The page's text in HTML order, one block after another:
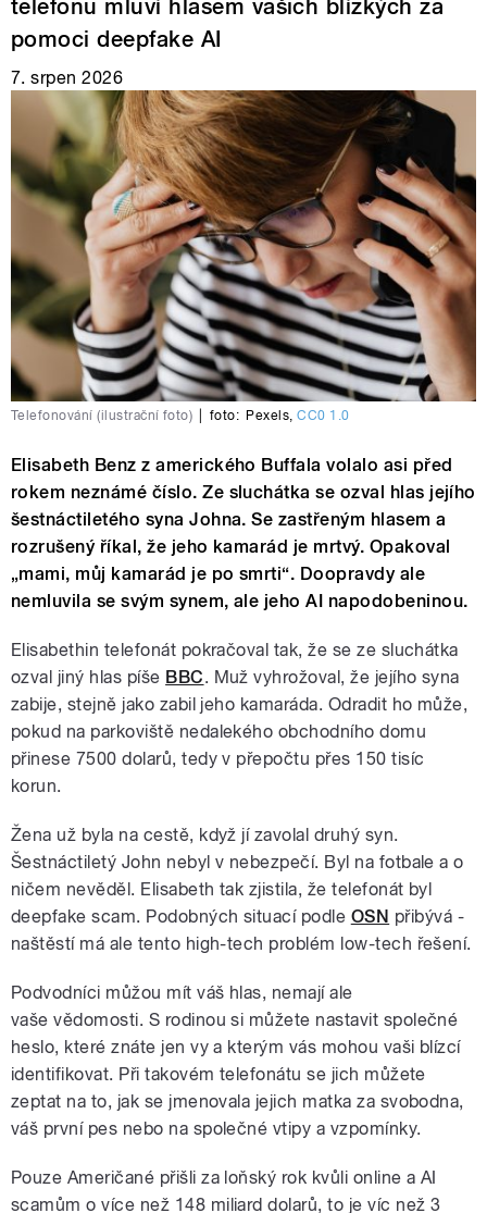
telefonu mluví hlasem vašich blízkých za
pomoci deepfake AI
7. srpen 2026
Telefonování (ilustrační foto) foto: Pexels ,CC0 1.0
Elisabeth Benz z amerického Buffala volalo asi před
rokem neznámé číslo. Ze sluchátka se ozval hlas jejího
šestnáctiletého syna Johna. Se zastřeným hlasem a
rozrušený říkal, že jeho kamarád je mrtvý. Opakoval
„mami, můj kamarád je po smrti“. Doopravdy ale
nemluvila se svým synem, ale jeho AI napodobeninou.
Elisabethin telefonát pokračoval tak, že se ze sluchátka
ozval jiný hlas píše BBC. Muž vyhrožoval, že jejího syna
zabije, stejně jako zabil jeho kamaráda. Odradit ho může,
pokud na parkoviště nedalekého obchodního domu
přinese 7500 dolarů, tedy v přepočtu přes 150 tisíc
korun.
Žena už byla na cestě, když jí zavolal druhý syn.
Šestnáctiletý John nebyl v nebezpečí. Byl na fotbale a o
ničem nevěděl. Elisabeth tak zjistila, že telefonát byl
deepfake scam. Podobných situací podle OSN přibývá -
naštěstí má ale tento high-tech problém low-tech řešení.
Podvodníci můžou mít váš hlas, nemají ale
vaše vědomosti. S rodinou si můžete nastavit společné
heslo, které znáte jen vy a kterým vás mohou vaši blízcí
identifikovat. Při takovém telefonátu se jich můžete
zeptat na to, jak se jmenovala jejich matka za svobodna,
váš první pes nebo na společné vtipy a vzpomínky.
Pouze Američané přišli za loňský rok kvůli online a AI
scamům o více než 148 miliard dolarů, to je víc než 3